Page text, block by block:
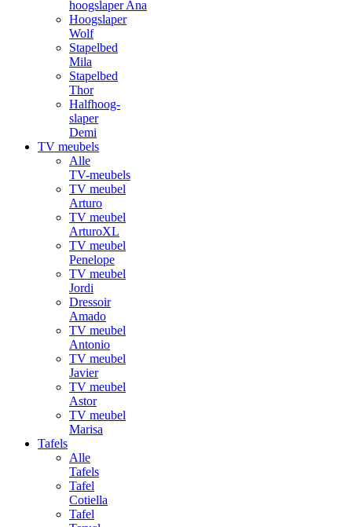
hoogslaper Ana
Hoogslaper
Wolf
Stapelbed
Mila
Stapelbed
Thor
Halfhoog-
slaper
Demi
TV meubels
Alle
TV-meubels
TV meubel
Arturo
TV meubel
ArturoXL
TV meubel
Penelope
TV meubel
Jordi
Dressoir
Amado
TV meubel
Antonio
TV meubel
Javier
TV meubel
Astor
TV meubel
Marisa
Tafels
Alle
Tafels
Tafel
Cotiella
Tafel